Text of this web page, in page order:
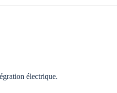
électrique.